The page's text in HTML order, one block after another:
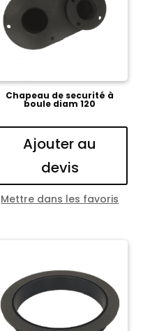
Chapeau de securité à
boule diam 120
Ajouter au
devis
Mettre dans les favoris